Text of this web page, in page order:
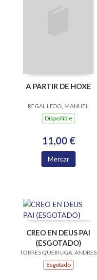
A PARTIR DE HOXE
REGAL LEDO, MANUEL
Dispoñible
11,00 €
Mercar
CREO EN DEUS PAI
(ESGOTADO)
TORRES QUEIRUGA, ANDRES
Esgotado